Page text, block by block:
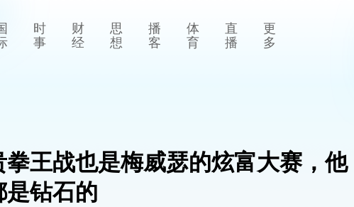
时
事
财
经
思
想
播
客
体
育
直
播
更
多
拳王战也是梅威瑟的炫富大赛，他
是钻石的